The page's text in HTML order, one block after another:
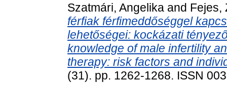
Szatmári, Angelika and Fejes,
férfiak férfimeddőséggel
lehetőségei: kockázati
knowledge of male infertility
therapy: risk factors and
(31). pp. 1262-1268. ISSN